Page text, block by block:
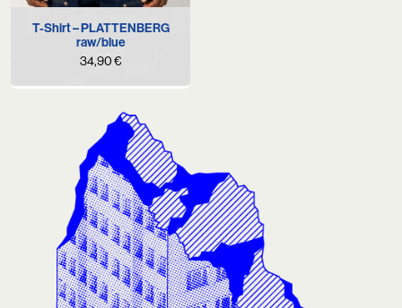
T-Shirt – PLATTENBERG
raw/blue
34,90€